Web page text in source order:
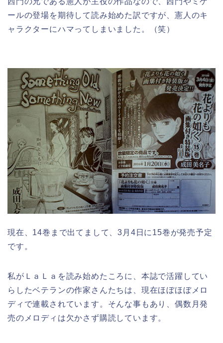
ールの登場を期待して読み始めた訳ですが、憲人のキ
ャラクターにハマってしまいました。（笑）
現在、14巻まで出てまして、3月4日に15巻が発売予定
です。
私がＬａＬａを読み始めたころに、本誌で活躍してい
らしたベテランの作家さんたちは、現在ほぼほぼメロ
ディで連載されています。そんな事もあり、偶数月発
売のメロディは欠かさず購読しています。